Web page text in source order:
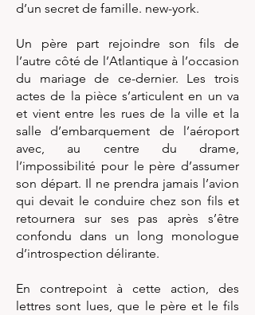
d’un secret de famille. new-york.
Un père part rejoindre son fils de
l’autre côté de l’Atlantique à l’occasion
du mariage de ce-dernier. Les trois
actes de la pièce s’articulent en un va
et vient entre les rues de la ville et la
salle d’embarquement de l’aéroport
avec, au centre du drame,
l’impossibilité pour le père d’assumer
son départ. Il ne prendra jamais l’avion
qui devait le conduire chez son fils et
retournera sur ses pas après s’être
confondu dans un long monologue
d’introspection délirante.
En contrepoint à cette action, des
lettres sont lues, que le père et le fils